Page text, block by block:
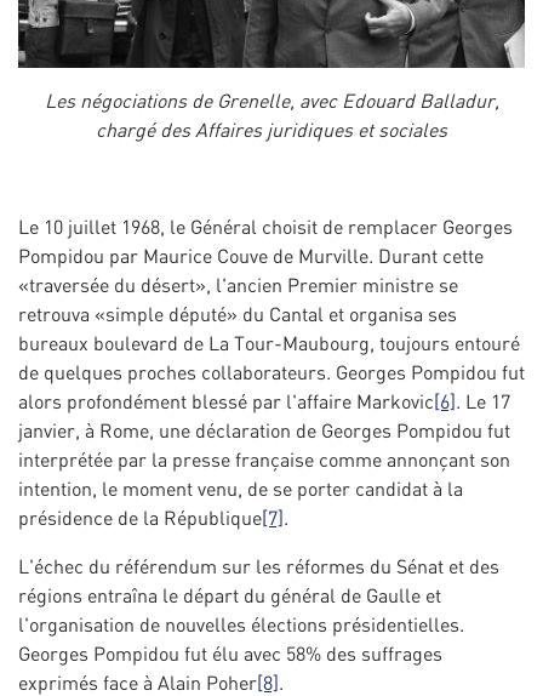
Les négociations de Grenelle, avec Edouard Balladur,
chargé des Affaires juridiques et sociales
Le 10 juillet 1968, le Général choisit de remplacer Georges
Pompidou par Maurice Couve de Murville. Durant cette
«traversée du désert», l'ancien Premier ministre se
retrouva «simple député» du Cantal et organisa ses
bureaux boulevard de La Tour-Maubourg, toujours entouré
de quelques proches collaborateurs. Georges Pompidou fut
alors profondément blessé par l'affaire Markovic[6]. Le 17
janvier, à Rome, une déclaration de Georges Pompidou fut
interprétée par la presse française comme annonçant son
intention, le moment venu, de se porter candidat à la
présidence de la République[7].
L'échec du référendum sur les réformes du Sénat et des
régions entraîna le départ du général de Gaulle et
l'organisation de nouvelles élections présidentielles.
Georges Pompidou fut élu avec 58% des suffrages
exprimés face à Alain Poher[8].